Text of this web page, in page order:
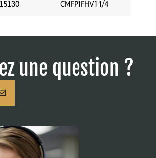
CMFP1FHV1 1/4
une question ?